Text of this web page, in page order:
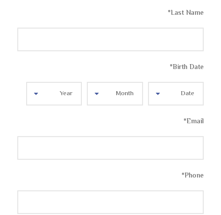
Last Name
*
Birth Date
*
Email
*
Phone
*